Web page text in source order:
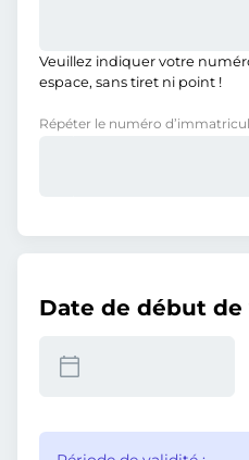
Veuillez indiquer votre
espace, sans tiret ni point !
Répéter le numéro
Date de début